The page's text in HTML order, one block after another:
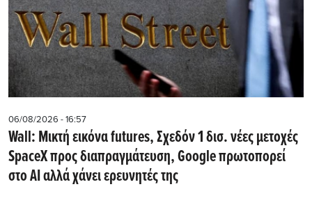
06/08/2026 - 16:57
Wall: Μικτή εικόνα futures, Σχεδόν 1 δισ. νέες μετοχές
SpaceX προς διαπραγμάτευση, Google πρωτοπορεί
στο AI αλλά χάνει ερευνητές της